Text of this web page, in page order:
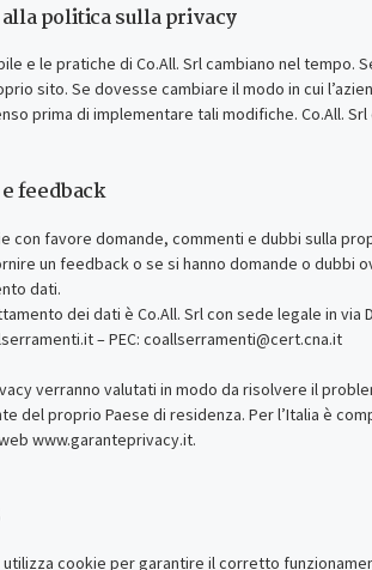
politica sulla privacy
e le pratiche di Co.All. Srl cambiano nel
sito. Se dovesse cambiare il modo in cui
prima di implementare tali modifiche. Co.All.
feedback
con favore domande, commenti e dubbi sulla
un feedback o se si hanno domande o
dati.
dei dati è Co.All. Srl con sede legale in via
– PEC: coallserramenti@cert.cna.it
verranno valutati in modo da risolvere il
del proprio Paese di residenza. Per l’Italia è
www.garanteprivacy.it.
cookie per garantire il corretto